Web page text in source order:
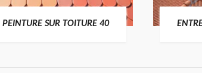
PEINTURE SUR TOITURE 40